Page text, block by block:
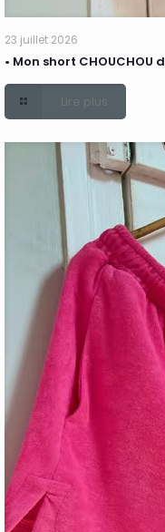
23 juillet 2026
• Mon short
Lire plus